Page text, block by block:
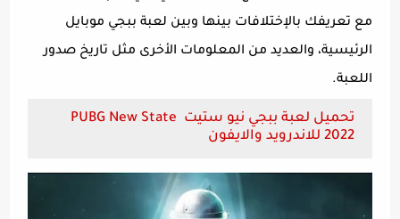
مع تعريفك بالإختلافات بينها وبين لعبة ببجي موبايل
الرئيسية، والعديد من المعلومات الأخرى مثل تاريخ صدور
اللعبة.
تحميل لعبة ببجي نيو ستيت PUBG New State
2022 للاندرويد والايفون